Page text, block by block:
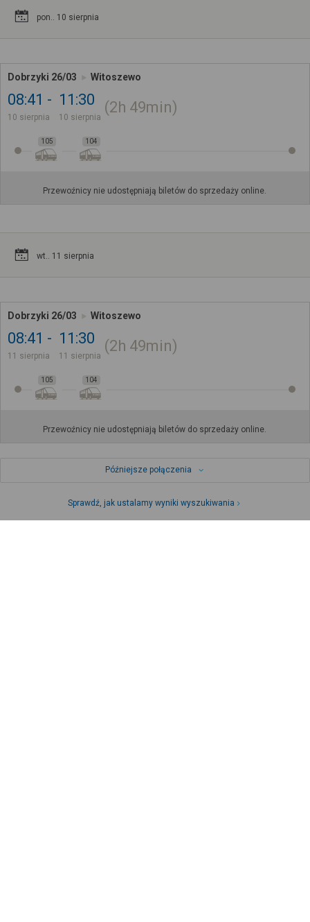
pon.. 10 sierpnia
Dobrzyki 26/03 Witoszewo
08:41
10 sierpnia
11:30
10 sierpnia
2h 49min
105 104
Przewoźnicy nie udostępniają biletów do sprzedaży online.
wt.. 11 sierpnia
Dobrzyki 26/03 Witoszewo
08:41
11 sierpnia
11:30
11 sierpnia
2h 49min
105 104
Przewoźnicy nie udostępniają biletów do sprzedaży online.
Późniejsze połączenia
Sprawdź, jak ustalamy wyniki wyszukiwania